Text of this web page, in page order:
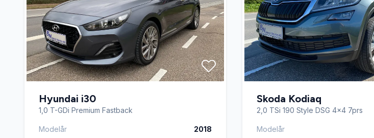
Hyundai i30
1,0 T-GDi Premium Fastback
Modelår 2018
Skoda Kodiaq
2,0 TSi 190 Style DSG 4x4 7prs
Modelår